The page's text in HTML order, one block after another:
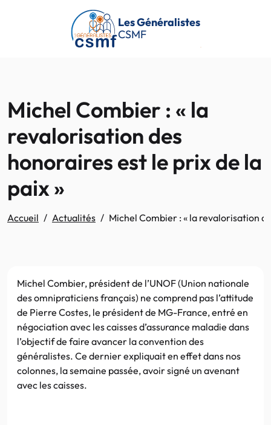
Passer au contenu principal
Les Généralistes
CSMF
Michel Combier : « la
revalorisation des
honoraires est le prix de la
paix »
Accueil Actualités Michel Combier : « la revalorisation
Michel Combier, président de l’UNOF (Union nationale
des omnipraticiens français) ne comprend pas l’attitude
de Pierre Costes, le président de MG-France, entré en
négociation avec les caisses d’assurance maladie dans
l’objectif de faire avancer la convention des
généralistes. Ce dernier expliquait en effet dans nos
colonnes, la semaine passée, avoir signé un avenant
avec les caisses.